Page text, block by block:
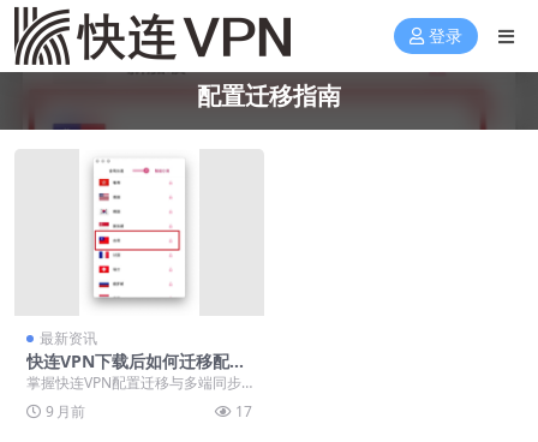
登录
配置迁移指南
最新资讯
快连VPN下载后如何迁移配
置？云端备份与多端同步指南
掌握快连VPN配置迁移与多端同步
的完整方法。本文详细介绍通过云
端备份实现设备间配...
9 月前 17